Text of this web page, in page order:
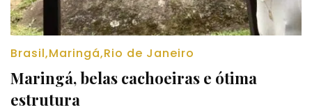
Brasil,Maringá,Rio de Janeiro
Maringá, belas cachoeiras e ótima
estrutura